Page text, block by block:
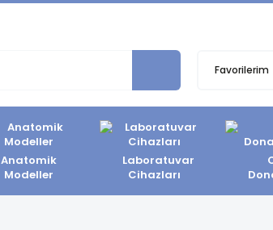
Favorilerim
Anatomik
Modeller
Laboratuvar
Cihazları